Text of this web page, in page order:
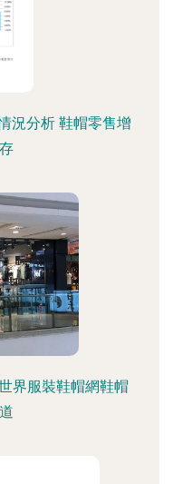
況分析 鞋帽零售增
界服裝鞋帽網鞋帽